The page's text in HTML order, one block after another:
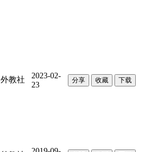
外教社
2023-02-
23
分享 收藏 下载